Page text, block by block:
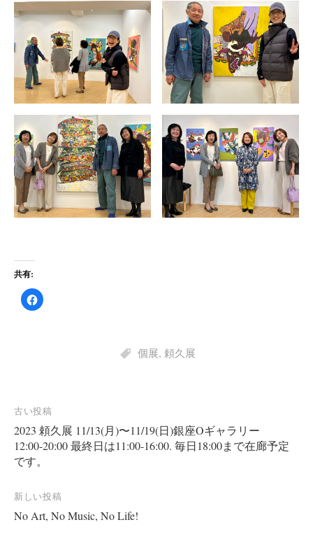
共有:
F
a
に
は
ク
リ
ッ
ク
て
さ
い
新
し
個展, 頼久展
投
稿
ナ
ゲ
ー
古い投稿
2023 頼久展 11/13(月)〜11/19(日)銀座Oギャラリー
12:00-20:00 最終日は11:00-16:00. 毎日18:00まで在廊予定
です。
新しい投稿
No Art, No Music, No Life!